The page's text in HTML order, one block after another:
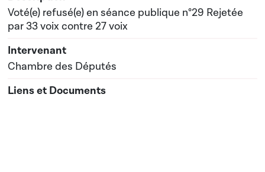
Voté(e) refusé(e) en séance publique n°29 Rejetée
par 33 voix contre 27 voix
Chambre des Députés